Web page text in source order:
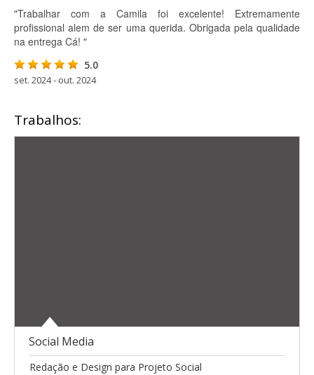
"Trabalhar com a Camila foi excelente! Extremamente
profissional alem de ser uma querida. Obrigada pela qualidade
na entrega Cá! "
5.0
set. 2024 - out. 2024
Trabalhos:
Social Media
Redação e Design para Projeto Social